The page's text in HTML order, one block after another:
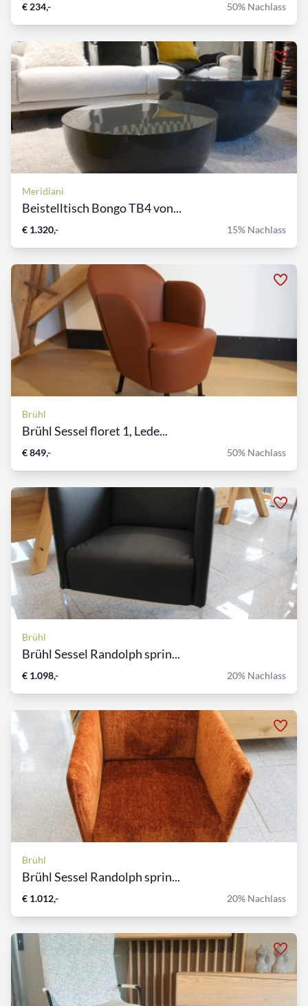
€ 234,- 50% Nachlass
Meridiani
Beistelltisch Bongo TB4 von...
€ 1.320,- 15% Nachlass
Brühl
Brühl Sessel floret 1, Lede...
€ 849,- 50% Nachlass
Brühl
Brühl Sessel Randolph sprin...
€ 1.098,- 20% Nachlass
Brühl
Brühl Sessel Randolph sprin...
€ 1.012,- 20% Nachlass